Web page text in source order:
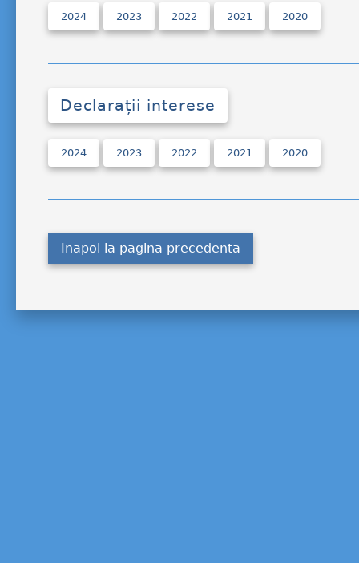
2024 2023 2022 2021 2020
Declarații interese
2024 2023 2022 2021 2020
Inapoi la pagina precedenta